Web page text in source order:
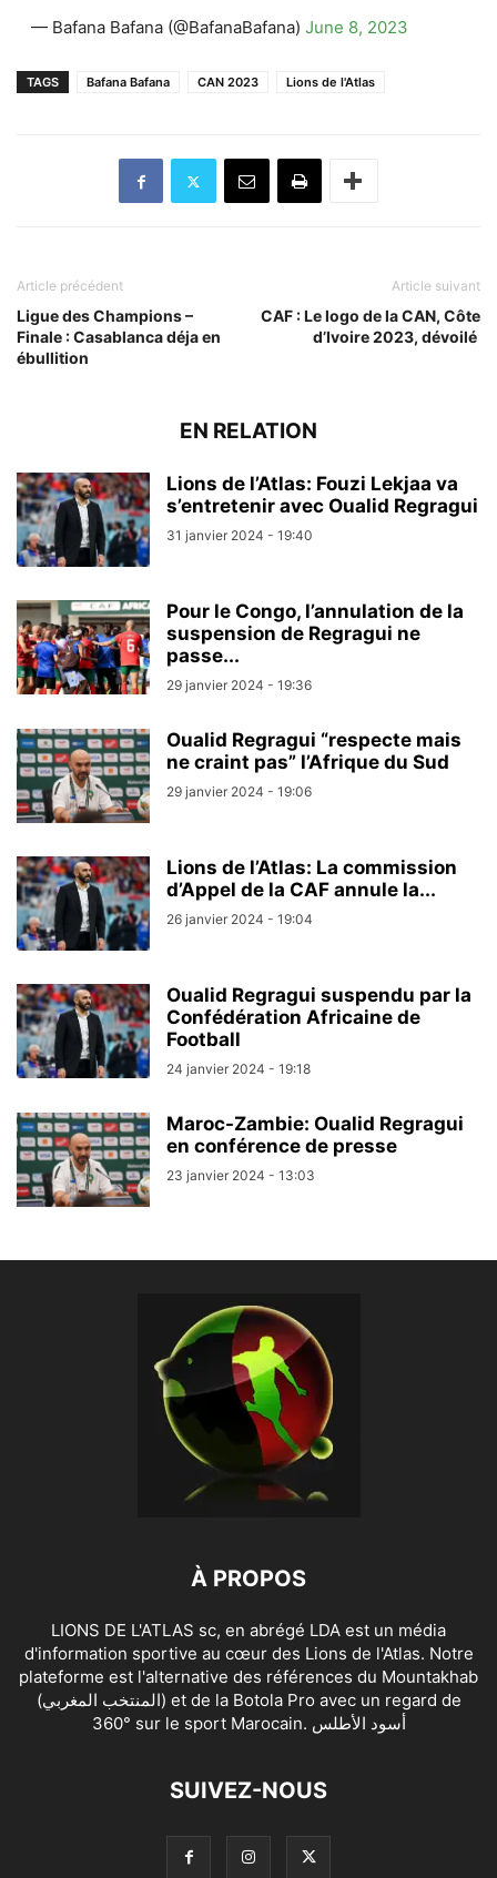
— Bafana Bafana (@BafanaBafana) June 8, 2023
TAGS Bafana Bafana CAN 2023 Lions de l'Atlas
Article précédent
Ligue des Champions –
Finale : Casablanca déja en
ébullition
Article suivant
CAF : Le logo de la CAN, Côte
d’Ivoire 2023, dévoilé
EN RELATION
Lions de l’Atlas: Fouzi Lekjaa va
s’entretenir avec Oualid Regragui
31 janvier 2024 - 19:40
Pour le Congo, l’annulation de la
suspension de Regragui ne
passe...
29 janvier 2024 - 19:36
Oualid Regragui “respecte mais
ne craint pas” l’Afrique du Sud
29 janvier 2024 - 19:06
Lions de l’Atlas: La commission
d’Appel de la CAF annule la...
26 janvier 2024 - 19:04
Oualid Regragui suspendu par la
Confédération Africaine de
Football
24 janvier 2024 - 19:18
Maroc-Zambie: Oualid Regragui
en conférence de presse
23 janvier 2024 - 13:03
À PROPOS
LIONS DE L'ATLAS sc, en abrégé LDA est un média
d'information sportive au cœur des Lions de l'Atlas. Notre
plateforme est l'alternative des références du Mountakhab
(المنتخب المغربي) et de la Botola Pro avec un regard de
360° sur le sport Marocain. أسود الأطلس
SUIVEZ-NOUS